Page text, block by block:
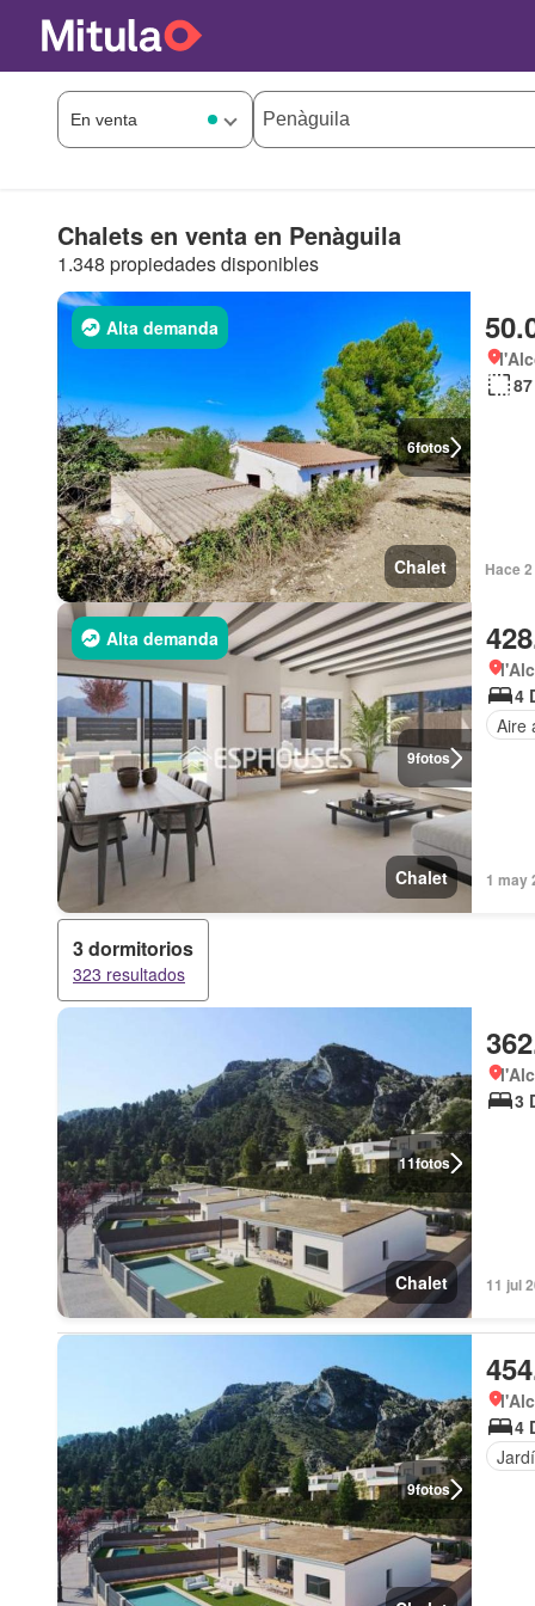
Chalets en venta en Penàguila
1.348 propiedades disponibles
6fotos
Alta demanda
Chalet Hace
9fotos
Alta demanda
Chalet
4
Aire
1 may
3 dormitorios
323 resultados
11fotos
Chalet
3
11 jul
9fotos
4